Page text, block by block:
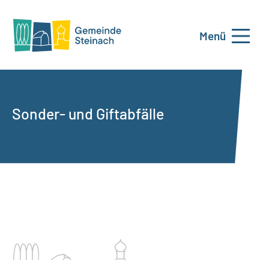
Menü
Sonder- und Giftabfälle